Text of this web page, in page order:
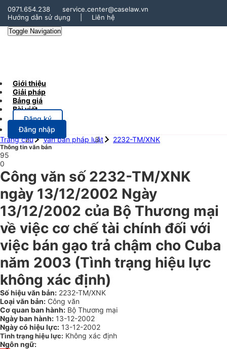
0971.654.238
service.center@caselaw.vn
Hướng dẫn sử dụng
Liên hệ
Toggle Navigation
Giới thiệu
Giải pháp
Bảng giá
Bài viết
Đăng ký
Đăng nhập
Trang chủ
Văn bản pháp luật 2232-TM/XNK
Thông tin văn bản
95
0
Công văn số 2232-TM/XNK
ngày 13/12/2002 Ngày
13/12/2002 của Bộ Thương mại
về việc cơ chế tài chính đối với
việc bán gạo trả chậm cho Cuba
năm 2003 (Tình trạng hiệu lực
không xác định)
Số hiệu văn bản: 2232-TM/XNK
Loại văn bản: Công văn
Cơ quan ban hành: Bộ Thương mại
Ngày ban hành: 13-12-2002
Ngày có hiệu lực: 13-12-2002
Tình trạng hiệu lực: Không xác định
Ngôn ngữ: